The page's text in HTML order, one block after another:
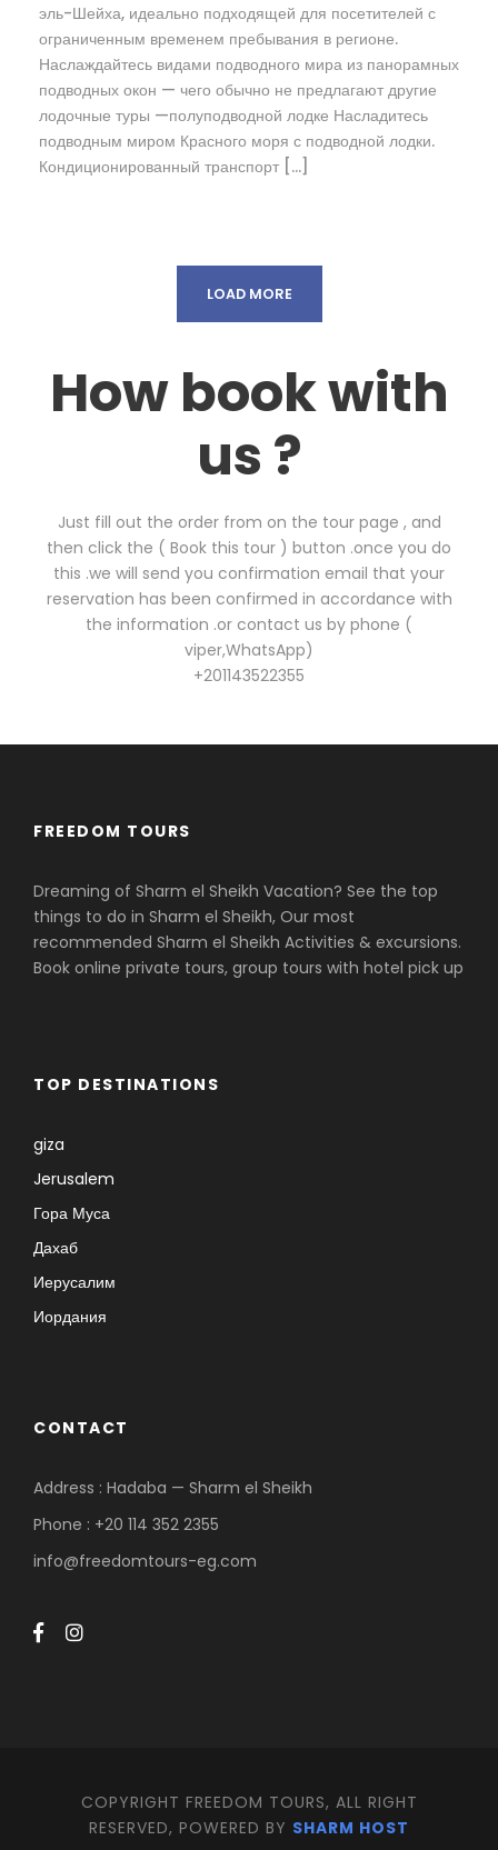
эль-Шейха, идеально подходящей для посетителей с
ограниченным временем пребывания в регионе.
Наслаждайтесь видами подводного мира из панорамных
подводных окон — чего обычно не предлагают другие
лодочные туры —полуподводной лодке Насладитесь
подводным миром Красного моря с подводной лодки.
Кондиционированный транспорт […]
LOAD MORE
How book with
us ?
Just fill out the order from on the tour page , and
then click the ( Book this tour ) button .once you do
this .we will send you confirmation email that your
reservation has been confirmed in accordance with
the information .or contact us by phone (
viper,WhatsApp)
+201143522355
FREEDOM TOURS
Dreaming of Sharm el Sheikh Vacation? See the top
things to do in Sharm el Sheikh, Our most
recommended Sharm el Sheikh Activities & excursions.
Book online private tours, group tours with hotel pick up
TOP DESTINATIONS
giza
Jerusalem
Гора Муса
Дахаб
Иерусалим
Иордания
CONTACT
Address : Hadaba — Sharm el Sheikh
Phone : +20 114 352 2355
info@freedomtours-eg.com
COPYRIGHT FREEDOM TOURS, ALL RIGHT
RESERVED, POWERED BY SHARM HOST